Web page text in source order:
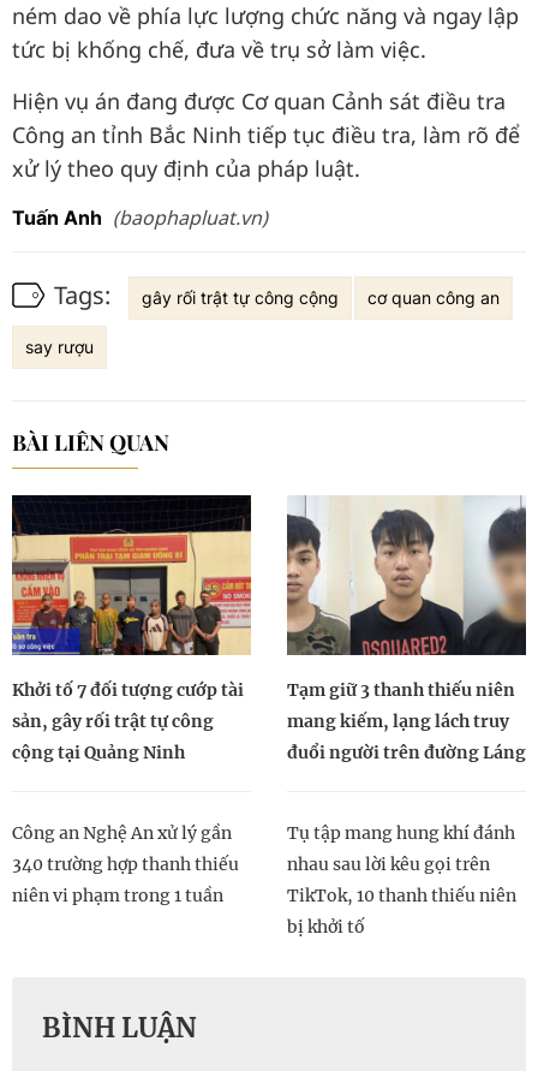
ném dao về phía lực lượng chức năng và ngay lập
tức bị khống chế, đưa về trụ sở làm việc.
Hiện vụ án đang được Cơ quan Cảnh sát điều tra
Công an tỉnh Bắc Ninh tiếp tục điều tra, làm rõ để
xử lý theo quy định của pháp luật.
Tuấn Anh (baophapluat.vn)
Tags: gây rối trật tự công cộng cơ quan công an
say rượu
BÀI LIÊN QUAN
Khởi tố 7 đối tượng cướp tài
sản, gây rối trật tự công
cộng tại Quảng Ninh
Tạm giữ 3 thanh thiếu niên
mang kiếm, lạng lách truy
đuổi người trên đường Láng
Công an Nghệ An xử lý gần
340 trường hợp thanh thiếu
niên vi phạm trong 1 tuần
Tụ tập mang hung khí đánh
nhau sau lời kêu gọi trên
TikTok, 10 thanh thiếu niên
bị khởi tố
BÌNH LUẬN